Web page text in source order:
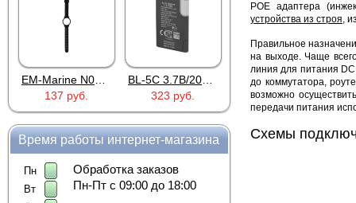
137 руб.
323 руб.
Proline PR-HPT615TY
6 137 руб.
Время работы интернет-магазина
Пн
Вт
Обработка заказов
Пн-Пт с 09:00 до 18:00
POE адаптера
устройства из строя,
Правильное
на выходе. Чаще
линия для питания
до коммутатора,
возможно
передачи питания
Схемы